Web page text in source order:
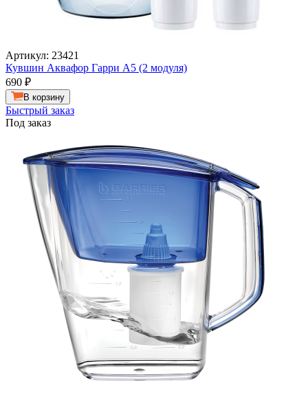
Артикул: 23421
Кувшин Аквафор Гарри А5 (2 модуля)
690 ₽
В корзину
Быстрый заказ
Под заказ